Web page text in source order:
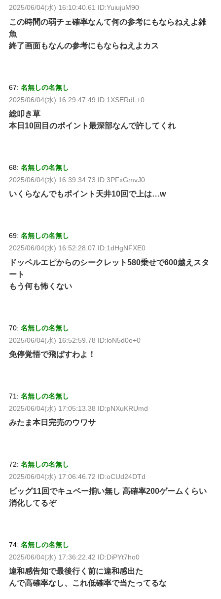
2025/06/04(水) 16:10:40.61 ID:YuiujuM90
この時間の弱チェ確率なんて何の参考にもならねえよ雑
魚
終了画面もなんの参考にもならねえよカス
67: 名無しの名無し
2025/06/04(水) 16:29:47.49 ID:1XSERdL+0
総叩き草
本日10回目のポイント最深部なんで許してくれ
68: 名無しの名無し
2025/06/04(水) 16:39:34.73 ID:3PFxGmvJ0
いくらなんでもポイント天井10回で上は…w
69: 名無しの名無し
2025/06/04(水) 16:52:28.07 ID:1dHgNFXE0
ドッペルエピからのシークレット580乗せで600越えスタ
ート
もう何も怖くない
70: 名無しの名無し
2025/06/04(水) 16:52:59.78 ID:loN5d0o+0
免停覚悟で飛ばすわよ！
71: 名無しの名無し
2025/06/04(水) 17:05:13.38 ID:pNXuKRUmd
みたま本日完売のウワサ
72: 名無しの名無し
2025/06/04(水) 17:06:46.72 ID:oCUd24DTd
ビッグ11回でキュベー揃い無し 高確率200ゲームくらい
消化してるぞ
74: 名無しの名無し
2025/06/04(水) 17:36:22.42 ID:DiPYt7ho0
違和感告知で最後行く前に違和感出た
んで高確率なし、これ低確率で当たってるな